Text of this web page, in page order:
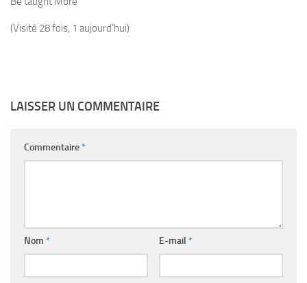
(Visité 28 fois, 1 aujourd'hui)
LAISSER UN COMMENTAIRE
Commentaire*
Nom * E-mail *